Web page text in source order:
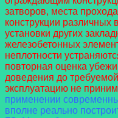
затворов, места
конструкции различных
установки других
железобетонных
неплотности
повторная оценка
доведения до
эксплуатацию не
применении
вполне реально